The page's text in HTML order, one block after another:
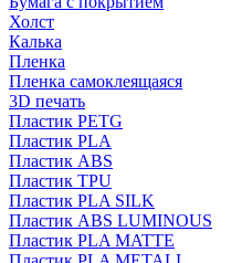
Холст
Калька
Пленка
Пленка самоклеящаяся
3D печать
Пластик PETG
Пластик PLA
Пластик ABS
Пластик TPU
Пластик PLA SILK
Пластик ABS LUMINOUS
Пластик PLA MATTE